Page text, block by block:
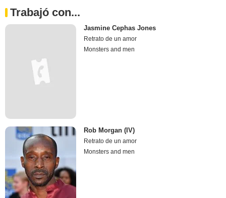
Trabajó con...
Jasmine Cephas Jones
Retrato de un amor
Monsters and men
Rob Morgan (IV)
Retrato de un amor
Monsters and men